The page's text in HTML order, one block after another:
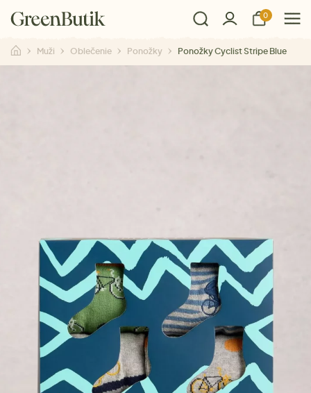
0
Muži Oblečenie Ponožky Ponožky Cyclist Stripe Blue